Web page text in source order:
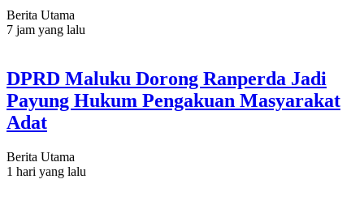
Berita Utama
7 jam yang lalu
DPRD Maluku Dorong Ranperda Jadi
Payung Hukum Pengakuan Masyarakat
Adat
Berita Utama
1 hari yang lalu